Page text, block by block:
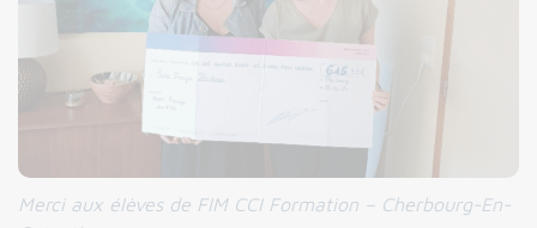
Merci aux élèves de FIM CCI Formation – Cherbourg-En-